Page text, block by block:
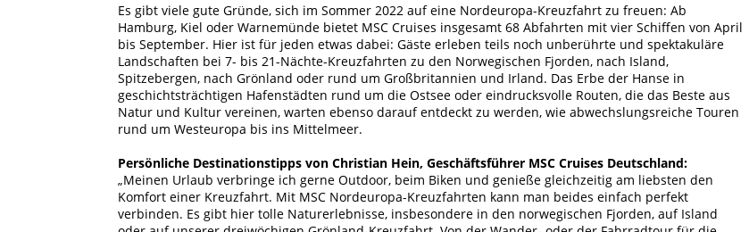
Es gibt viele gute Gründe, sich im Sommer 2022 auf eine Nordeuropa-Kreuzfahrt zu freuen: Ab
Hamburg, Kiel oder Warnemünde bietet MSC Cruises insgesamt 68 Abfahrten mit vier Schiffen von April
bis September. Hier ist für jeden etwas dabei: Gäste erleben teils noch unberührte und spektakuläre
Landschaften bei 7- bis 21-Nächte-Kreuzfahrten zu den Norwegischen Fjorden, nach Island,
Spitzebergen, nach Grönland oder rund um Großbritannien und Irland. Das Erbe der Hanse in
geschichtsträchtigen Hafenstädten rund um die Ostsee oder eindrucksvolle Routen, die das Beste aus
Natur und Kultur vereinen, warten ebenso darauf entdeckt zu werden, wie abwechslungsreiche Touren
rund um Westeuropa bis ins Mittelmeer.
Persönliche Destinationstipps von Christian Hein, Geschäftsführer MSC Cruises Deutschland:
„Meinen Urlaub verbringe ich gerne Outdoor, beim Biken und genieße gleichzeitig am liebsten den
Komfort einer Kreuzfahrt. Mit MSC Nordeuropa-Kreuzfahrten kann man beides einfach perfekt
verbinden. Es gibt hier tolle Naturerlebnisse, insbesondere in den norwegischen Fjorden, auf Island